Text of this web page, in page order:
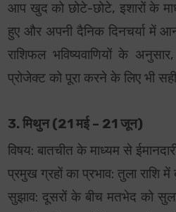
आप खुद को छोटे-छोटे, इशारों के
हुए और अपनी दैनिक दिनचर्या में
राशिफल भविष्यवाणियों के
प्रोजेक्ट को पूरा करने के लिए भी
3. मिथुन (21 मई – 21 जून)
विषय: बातचीत के माध्यम से
प्रमुख ग्रहों का प्रभाव: तुला राशि में
सुझाव: दूसरों के बीच मतभेद को